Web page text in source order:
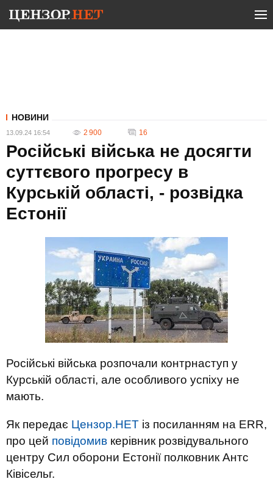
НОВИНИ
13.09.24 16:54 2 900 16
Російські війська не досягти
суттєвого прогресу в
Курській області, - розвідка
Естонії
Російські війська розпочали контрнаступ у
Курській області, але особливого успіху не
мають.
Як передає Цензор.НЕТ із посиланням на ERR,
про цей повідомив керівник розвідувального
центру Сил оборони Естонії полковник Антс
Ківісельг.